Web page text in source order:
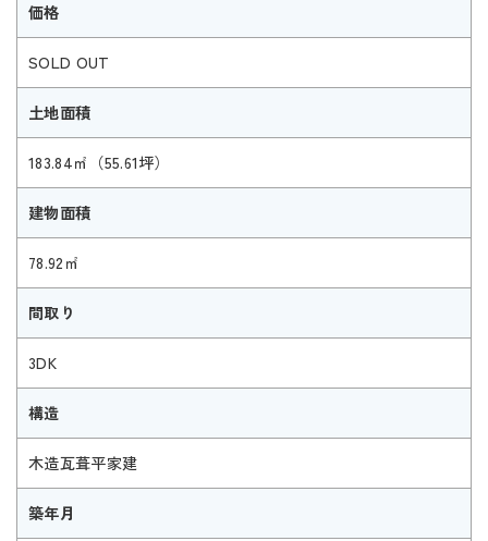
価格
SOLD OUT
土地面積
183.84㎡（55.61坪）
建物面積
78.92㎡
間取り
3DK
構造
木造瓦葺平家建
築年月